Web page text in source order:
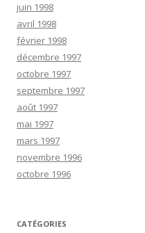
juin 1998
avril 1998
février 1998
décembre 1997
octobre 1997
septembre 1997
août 1997
mai 1997
mars 1997
novembre 1996
octobre 1996
CATÉGORIES